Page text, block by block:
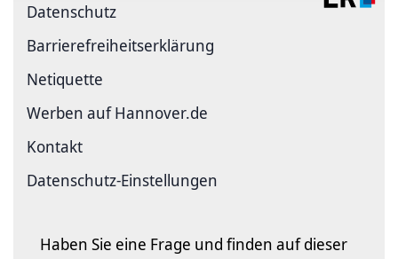
Datenschutz
Barriere­freiheits­erklärung
Netiquette
Werben auf Hannover.de
Kontakt
Datenschutz-Einstellungen
Haben Sie eine Frage und finden auf dieser